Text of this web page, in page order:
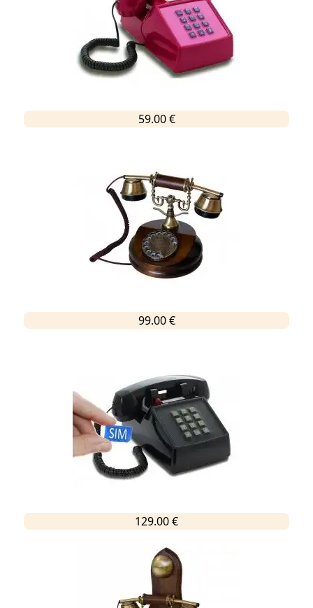
59.00 €
99.00 €
129.00 €